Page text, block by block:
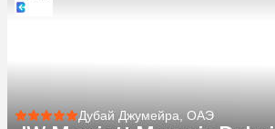
Дубай Джумейра, ОАЭ